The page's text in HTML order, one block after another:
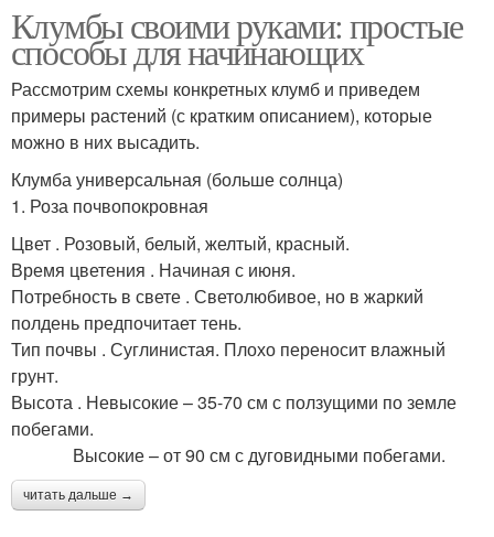
Клумбы своими руками: простые
способы для начинающих
Рассмотрим схемы конкретных клумб и приведем
примеры растений (с кратким описанием), которые
можно в них высадить.
Клумба универсальная (больше солнца)
1. Роза почвопокровная
Цвет . Розовый, белый, желтый, красный.
Время цветения . Начиная с июня.
Потребность в свете . Светолюбивое, но в жаркий
полдень предпочитает тень.
Тип почвы . Суглинистая. Плохо переносит влажный
грунт.
Высота . Невысокие – 35-70 см с ползущими по земле
побегами.
Высокие – от 90 см с дуговидными побегами.
читать дальше →